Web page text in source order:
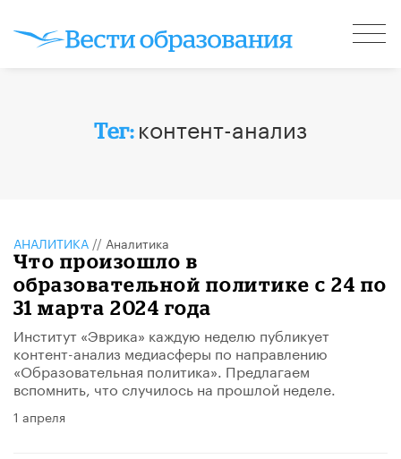
Тег: контент-анализ
АНАЛИТИКА // Аналитика
Что произошло в
образовательной политике с 24 по
31 марта 2024 года
Институт «Эврика» каждую неделю публикует
контент-анализ медиасферы по направлению
«Образовательная политика». Предлагаем
вспомнить, что случилось на прошлой неделе.
1 апреля